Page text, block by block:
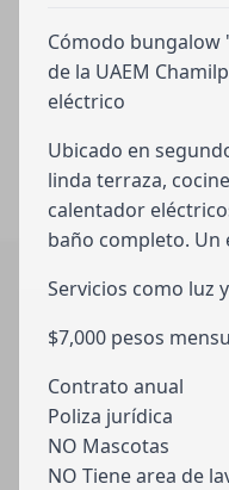
Cómodo bungalow
de la UAEM
eléctrico
Ubicado en
linda terraza,
calentador
baño completo. Un
Servicios como luz
$7,000 pesos
Contrato anual
Poliza jurídica
NO Mascotas
NO Tiene area de